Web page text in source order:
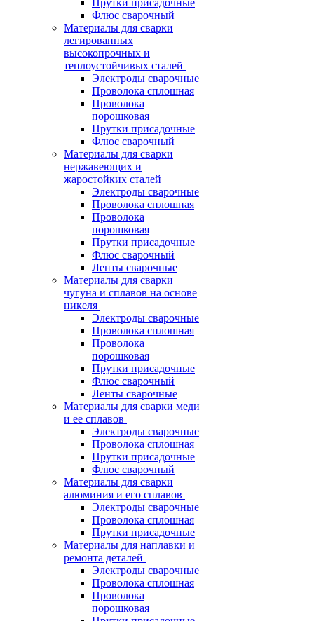
Прутки присадочные
Флюс сварочный
Материалы для сварки
легированных
высокопрочных и
теплоустойчивых сталей
Электроды сварочные
Проволока сплошная
Проволока
порошковая
Прутки присадочные
Флюс сварочный
Материалы для сварки
нержавеющих и
жаростойких сталей
Электроды сварочные
Проволока сплошная
Проволока
порошковая
Прутки присадочные
Флюс сварочный
Ленты сварочные
Материалы для сварки
чугуна и сплавов на основе
никеля
Электроды сварочные
Проволока сплошная
Проволока
порошковая
Прутки присадочные
Флюс сварочный
Ленты сварочные
Материалы для сварки меди
и ее сплавов
Электроды сварочные
Проволока сплошная
Прутки присадочные
Флюс сварочный
Материалы для сварки
алюминия и его сплавов
Электроды сварочные
Проволока сплошная
Прутки присадочные
Материалы для наплавки и
ремонта деталей
Электроды сварочные
Проволока сплошная
Проволока
порошковая